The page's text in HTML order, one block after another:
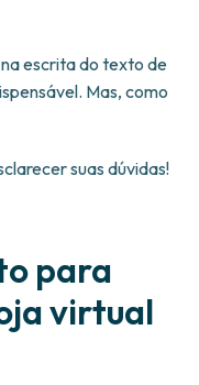
escrita do texto de
Mas, como
suas dúvidas!
para
virtual